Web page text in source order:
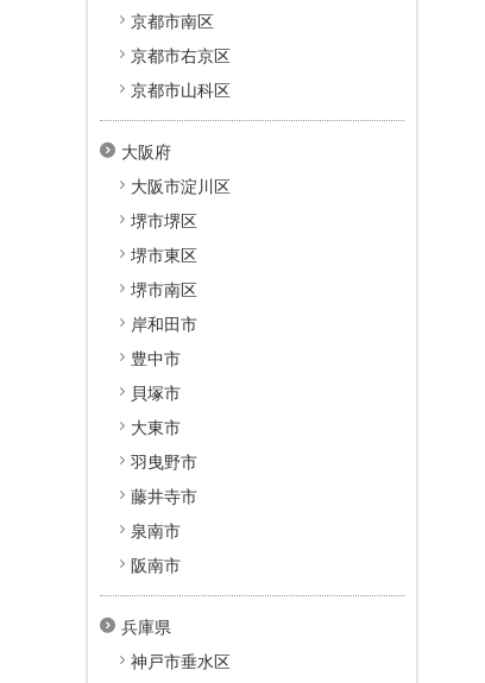
京都市南区
京都市右京区
京都市山科区
大阪府
大阪市淀川区
堺市堺区
堺市東区
堺市南区
岸和田市
豊中市
貝塚市
大東市
羽曳野市
藤井寺市
泉南市
阪南市
兵庫県
神戸市垂水区